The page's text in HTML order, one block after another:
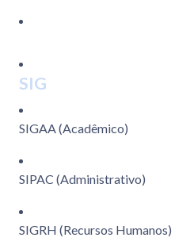
SIG
SIGAA (Acadêmico)
SIPAC (Administrativo)
SIGRH (Recursos Humanos)